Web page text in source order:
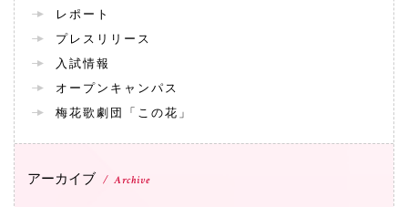
入試広報部
072-643-6566
レポート
プレスリリース
入試情報
オープンキャンパス
梅花歌劇団「この花」
アーカイブ Archive